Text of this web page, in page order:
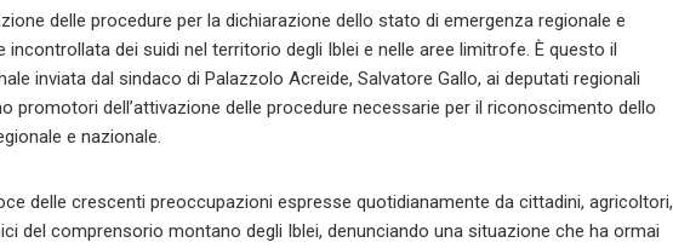
delle procedure per la dichiarazione dello stato di emergenza regionale e
incontrollata dei suidi nel territorio degli Iblei e nelle aree limitrofe. È questo il
inviata dal sindaco di Palazzolo Acreide, Salvatore Gallo, ai deputati regionali
promotori dell’attivazione delle procedure necessarie per il riconoscimento dello
e nazionale.
delle crescenti preoccupazioni espresse quotidianamente da cittadini, agricoltori,
del comprensorio montano degli Iblei, denunciando una situazione che ha ormai